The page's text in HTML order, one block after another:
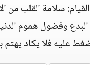
سلامة القلب من
وفضول هموم
عليه فلا يكاد